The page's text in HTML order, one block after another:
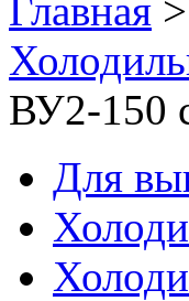
Главная >
ВУ2-150
Для